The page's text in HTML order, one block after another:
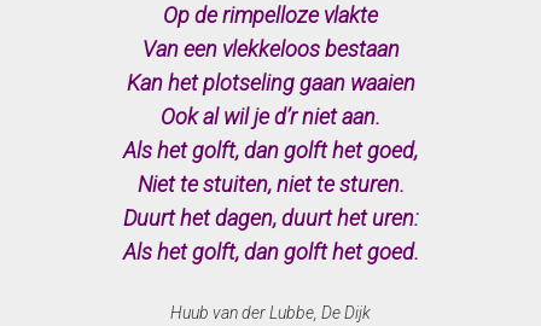
Op de rimpelloze vlakte
Van een vlekkeloos bestaan
Kan het plotseling gaan waaien
Ook al wil je d’r niet aan.
Als het golft, dan golft het goed,
Niet te stuiten, niet te sturen.
Duurt het dagen, duurt het uren:
Als het golft, dan golft het goed.
Huub van der Lubbe, De Dijk